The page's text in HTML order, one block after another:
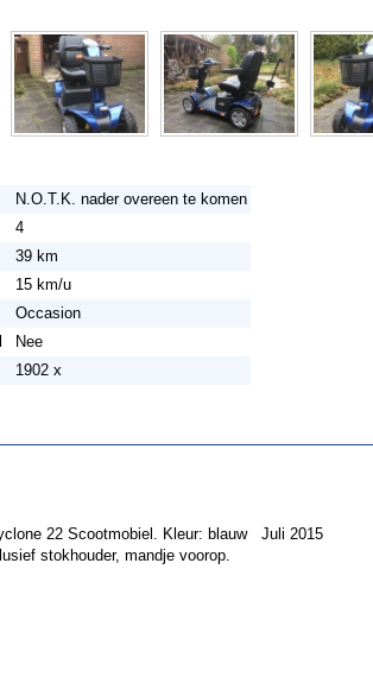
N.O.T.K. nader overeen te komen
4
39 km
15 km/u
Occasion
Nee
1902 x
22 Scootmobiel. Kleur: blauw Juli 2015
stokhouder, mandje voorop.